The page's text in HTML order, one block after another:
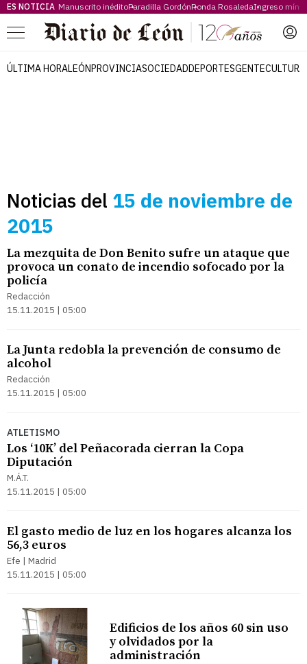
ES NOTICIA Manuscrito inéditoParadilla GordónRonda RosaledaIngreso
Menú
ÚLTIMA HORALEÓNPROVINCIASOCIEDADDEPORTESGENTECULTURA
Noticias del 15 de noviembre de
2015
La mezquita de Don Benito sufre un ataque que
provoca un conato de incendio sofocado por la
policía
Redacción
15.11.2015 | 05:00
La Junta redobla la prevención de consumo de
alcohol
Redacción
15.11.2015 | 05:00
ATLETISMO
Los ‘10K’ del Peñacorada cierran la Copa
Diputación
M.Á.T.
15.11.2015 | 05:00
El gasto medio de luz en los hogares alcanza los
56,3 euros
Efe | Madrid
15.11.2015 | 05:00
Edificios de los años 60 sin uso
y olvidados por la
administración